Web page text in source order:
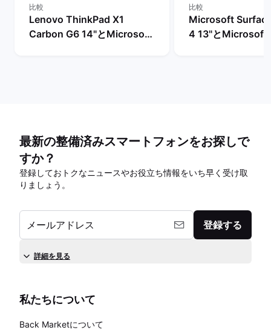
比較
Lenovo ThinkPad X1
Carbon G6 14"とMicrosoft
比較
Microsoft
4 13"とMicrosoft
最新の整備済みスマートフォンをお探しで
すか？
登録しておトクなニュースやお役立ち情報をいち早く受け取
りましょう。
メールアドレス 登録する
詳細を見る
私たちについて
Back Marketについて